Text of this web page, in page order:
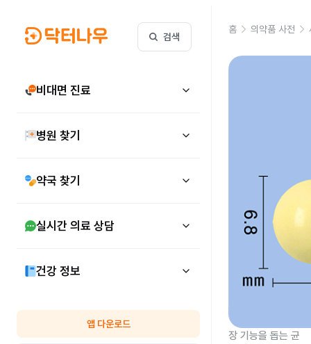
검색
비대면 진료
병원 찾기
약국 찾기
실시간 의료 상담
건강 정보
앱 다운로드
홈 의약품 사전
장 기능을 돕는 균